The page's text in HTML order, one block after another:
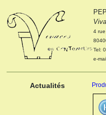
4
Tel:
e-
Actualités
Le 04 et 05 octobre 2022
Portes ouvertes de la
pépinière : Visite des
cultures, découverte des
nouveautés. Le rendez-vous
des passionnés Le mardi 04
octobre 2022. Le mercredi 05